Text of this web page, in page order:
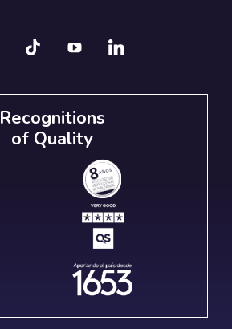
Recognitions
of Quality